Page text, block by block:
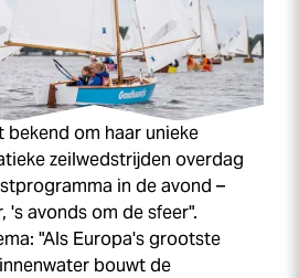
bekend om haar unieke
zeilwedstrijden overdag
in de avond –
's avonds om de sfeer".
"Als Europa's grootste
bouwt de